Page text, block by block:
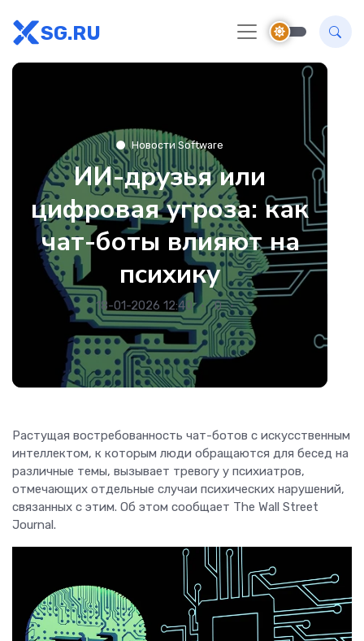
SG.RU
Новости Software
ИИ-друзья или
цифровая угроза: как
чат-боты влияют на
психику
18-01-2026 12:40 0
Растущая востребованность чат-ботов с искусственным
интеллектом, к которым люди обращаются для бесед на
различные темы, вызывает тревогу у психиатров,
отмечающих отдельные случаи психических нарушений,
связанных с этим. Об этом сообщает The Wall Street
Journal.